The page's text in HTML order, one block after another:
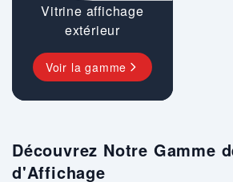
Vitrine affichage
extérieur
Voir la gamme
Découvrez Notre Gamme
d'Affichage